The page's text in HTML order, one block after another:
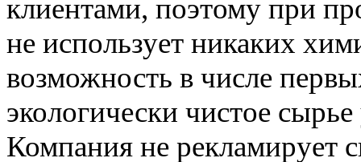
клиентами, поэтому при
не использует никаких
возможность в числе
экологически чистое
Компания не рекламирует